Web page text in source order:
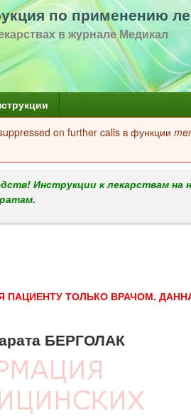
Перейти
к
содержанию
по применению
в журнале Медикал
on further calls в функции
Инструкции к лекарствам на
ТОЛЬКО ВРАЧОМ.
БЕРГОЛАК